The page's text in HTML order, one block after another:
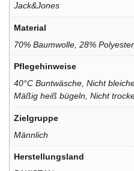
Jack&Jones
Material
70% Baumwolle, 28%
Pflegehinweise
40°C Buntwäsche, Nicht
Mäßig heiß bügeln, Nicht
Zielgruppe
Männlich
Herstellungsland